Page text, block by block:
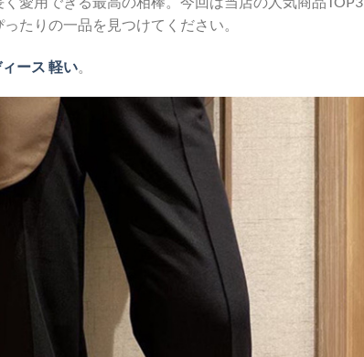
たりの一品を見つけてください。
ース 軽い。